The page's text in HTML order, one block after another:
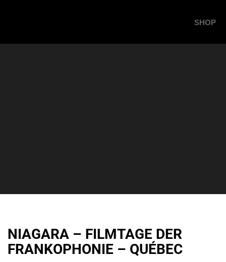
SHOP
NIAGARA – FILMTAGE DER
FRANKOPHONIE – QUÉBEC